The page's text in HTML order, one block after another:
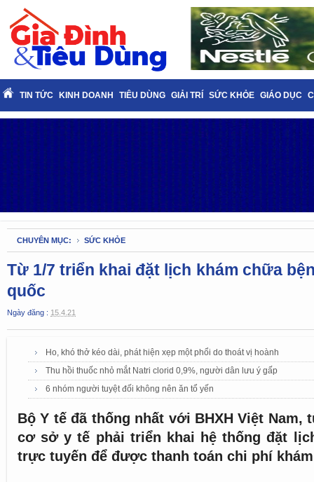
TIN TỨC KINH DOANH TIÊU DÙNG GIẢI TRÍ SỨC KHỎE GIÁO DỤC
CHUYÊN MỤC: SỨC KHỎE
Từ 1/7 triển khai đặt lịch khám chữa
quốc
Ngày đăng : 15.4.21
Ho, khó thở kéo dài, phát hiện xẹp một phổi do thoát vị hoành
Thu hồi thuốc nhỏ mắt Natri clorid 0,9%, người dân lưu ý gấp
6 nhóm người tuyệt đối không nên ăn tổ yến
Bộ Y tế đã thống nhất với BHXH Việt Nam,
cơ sở y tế phải triển khai hệ thống đặt
trực tuyến để được thanh toán chi phí khám